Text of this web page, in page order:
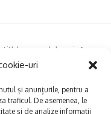
uri
și anunțurile, pentru a
traficul. De asemenea, le
și de analize informații
european la box prin Amalia Niță
la